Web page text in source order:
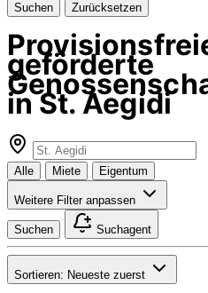
Suchen Zurücksetzen
geförderte
in St. Aegidi
Alle Miete Eigentum
Weitere Filter anpassen
Suchen Suchagent
Sortieren: Neueste zuerst